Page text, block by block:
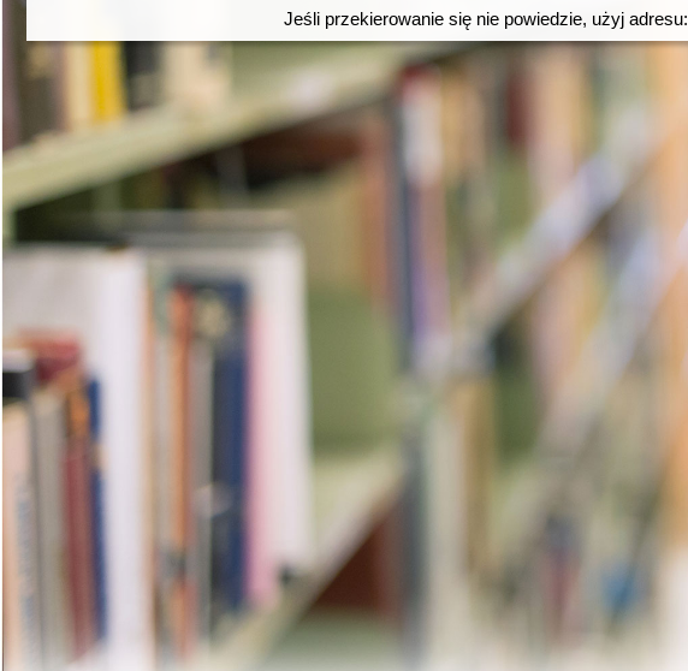
Jeśli przekierowanie się nie powiedzie, użyj adresu: